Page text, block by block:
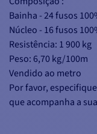
Bainha - 24 fusos
Núcleo - 16 fusos
Resistência: 1 900 kg
Peso: 6,70 kg/100m
Vendido ao metro
Por favor,
que acompanha a